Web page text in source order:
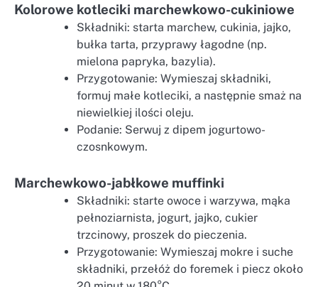
Kolorowe kotleciki marchewkowo-cukiniowe
Składniki: starta marchew, cukinia, jajko,
bułka tarta, przyprawy łagodne (np.
mielona papryka, bazylia).
Przygotowanie: Wymieszaj składniki,
formuj małe kotleciki, a następnie smaż na
niewielkiej ilości oleju.
Podanie: Serwuj z dipem jogurtowo-
czosnkowym.
Marchewkowo-jabłkowe muffinki
Składniki: starte owoce i warzywa, mąka
pełnoziarnista, jogurt, jajko, cukier
trzcinowy, proszek do pieczenia.
Przygotowanie: Wymieszaj mokre i suche
składniki, przełóż do foremek i piecz około